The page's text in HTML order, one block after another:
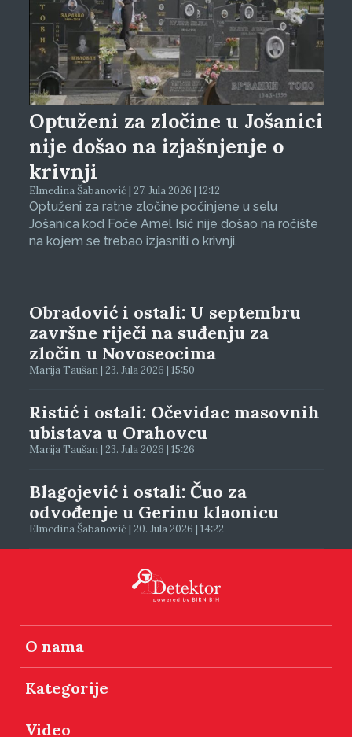
Optuženi za zločine u Jošanici
nije došao na izjašnjenje o
krivnji
Elmedina Šabanović | 27. Jula 2026 | 12:12
Optuženi za ratne zločine počinjene u selu
Jošanica kod Foče Amel Isić nije došao na ročište
na kojem se trebao izjasniti o krivnji.
Obradović i ostali: U septembru
završne riječi na suđenju za
zločin u Novoseocima
Marija Taušan | 23. Jula 2026 | 15:50
Ristić i ostali: Očevidac masovnih
ubistava u Orahovcu
Marija Taušan | 23. Jula 2026 | 15:26
Blagojević i ostali: Čuo za
odvođenje u Gerinu klaonicu
Elmedina Šabanović | 20. Jula 2026 | 14:22
O nama
Kategorije
Video